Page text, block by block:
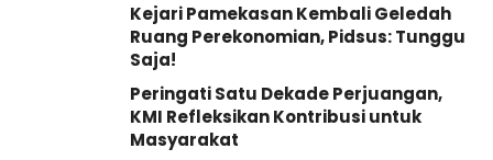
Kejari Pamekasan Kembali Geledah
Ruang Perekonomian, Pidsus: Tunggu
Saja!
Peringati Satu Dekade Perjuangan,
KMI Refleksikan Kontribusi untuk
Masyarakat